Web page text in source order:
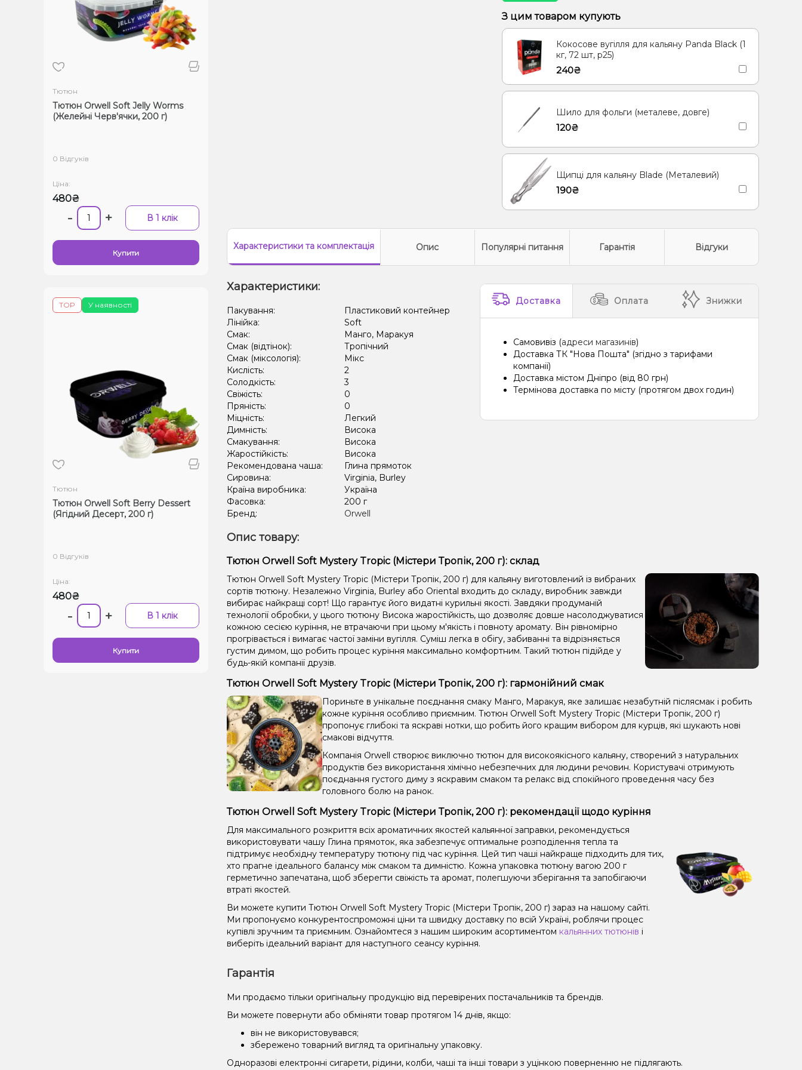
Тютюн
Тютюн Orwell Soft Jelly Worms
(Желейні Черв'ячки, 200 г)
0 Відгуків
Ціна:
480₴
- + В 1 клік
Купити
У наявності
TOP
Тютюн
Тютюн Orwell Soft Berry Dessert
(Ягідний Десерт, 200 г)
0 Відгуків
Ціна:
480₴
- + В 1 клік
Купити
З цим товаром купують
Кокосове вугілля для кальяну Panda Black (1
кг, 72 шт, р25)
240₴
Шило для фольги (металеве, довге)
120₴
Щипці для кальяну Blade (Металевий)
190₴
Характеристикита комплектація Опис Популярні питання Гарантія Відгуки
Характеристики:
Пакування:
Пластиковий контейнер
Лінійка:
Soft
Смак:
Манго, Маракуя
Смак (відтінок):
Тропічний
Смак (міксологія):
Мікс
Кислість:
2
Солодкість:
3
Свіжість:
0
Пряність:
0
Міцність:
Легкий
Димність:
Висока
Смакування:
Висока
Жаростійкість:
Висока
Рекомендована чаша:
Глина прямоток
Сировина:
Virginia, Burley
Країна виробника:
Україна
Фасовка:
200 г
Бренд:
Orwell
Доставка Оплата Знижки
Самовивіз (адреси магазинів)
Доставка ТК "Нова Пошта" (згідно з тарифами
компанії)
Доставка містом Дніпро (від 80 грн)
Термінова доставка по місту (протягом двох годин)
Опис товару:
Тютюн Orwell Soft Mystery Tropic (Містери Тропік, 200 г): склад
Тютюн Orwell Soft Mystery Tropic (Містери Тропік, 200 г) для кальяну виготовлений із вибраних
сортів тютюну. Незалежно Virginia, Burley або Oriental входить до складу, виробник завжди
вибирає найкращі сорт! Що гарантує його видатні курильні якості. Завдяки продуманій
технології обробки, у цього тютюну Висока жаростійкість, що дозволяє довше насолоджуватися
кожною сесією куріння, не втрачаючи при цьому м'якість і повноту аромату. Він рівномірно
прогрівається і вимагає частої заміни вугілля. Суміш легка в обігу, забиванні та відрізняється
густим димом, що робить процес куріння максимально комфортним. Такий тютюн підійде у
будь-якій компанії друзів.
Тютюн Orwell Soft Mystery Tropic (Містери Тропік, 200 г): гармонійний смак
Пориньте в унікальне поєднання смаку Манго, Маракуя, яке залишає незабутній післясмак і робить
кожне куріння особливо приємним. Тютюн Orwell Soft Mystery Tropic (Містери Тропік, 200 г)
пропонує глибокі та яскраві нотки, що робить його кращим вибором для курців, які шукають нові
смакові відчуття.
Компанія Orwell створює виключно тютюн для високоякісного кальяну, створений з натуральних
продуктів без використання хімічно небезпечних для людини речовин. Користувачі отримують
поєднання густого диму з яскравим смаком та релакс від спокійного проведення часу без
головного болю на ранок.
Тютюн Orwell Soft Mystery Tropic (Містери Тропік, 200 г): рекомендації щодо куріння
Для максимального розкриття всіх ароматичних якостей кальянної заправки, рекомендується
використовувати чашу Глина прямоток, яка забезпечує оптимальне розподілення тепла та
підтримує необхідну температуру тютюну під час куріння. Цей тип чаші найкраще підходить для тих,
хто прагне ідеального балансу між смаком та димністю. Кожна упаковка тютюну вагою 200 г
герметично запечатана, щоб зберегти свіжість та аромат, полегшуючи зберігання та запобігаючи
втраті якостей.
Ви можете купити Тютюн Orwell Soft Mystery Tropic (Містери Тропік, 200 г) зараз на нашому сайті.
Ми пропонуємо конкурентоспроможні ціни та швидку доставку по всій Україні, роблячи процес
купівлі зручним та приємним. Ознайомтеся з нашим широким асортиментом кальянних тютюнів і
виберіть ідеальний варіант для наступного сеансу куріння.
Гарантія
Ми продаємо тільки оригінальну продукцію від перевірених постачальників та брендів.
Ви можете повернути або обміняти товар протягом 14 днів, якщо:
він не використовувався;
збережено товарний вигляд та оригінальну упаковку.
Одноразові електронні сигарети, рідини, колби, чаші та інші товари з уцінкою поверненню не підлягають.